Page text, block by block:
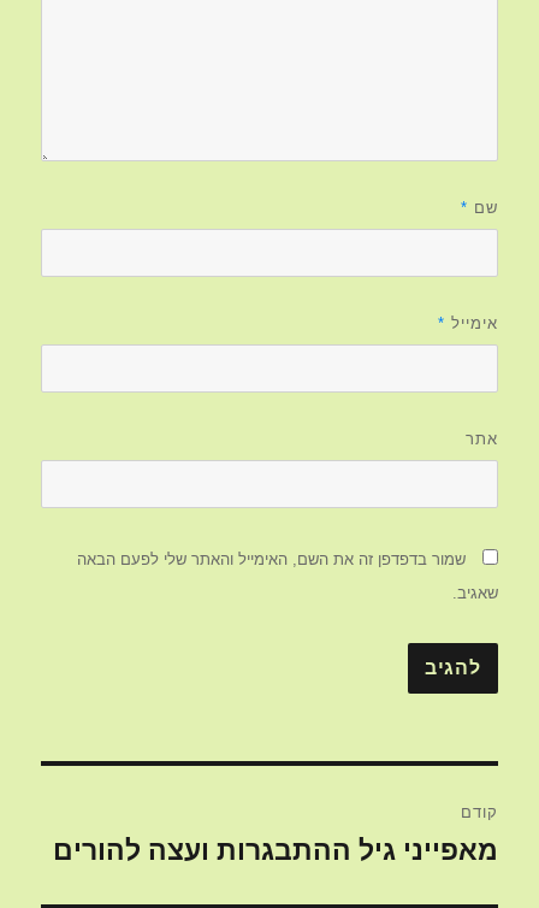
שם *
אימייל *
אתר
שמור בדפדפן זה את השם, האימייל והאתר שלי לפעם הבאה
שאגיב.
קודם
הפוסט
מאפייני גיל ההתבגרות ועצה להורים